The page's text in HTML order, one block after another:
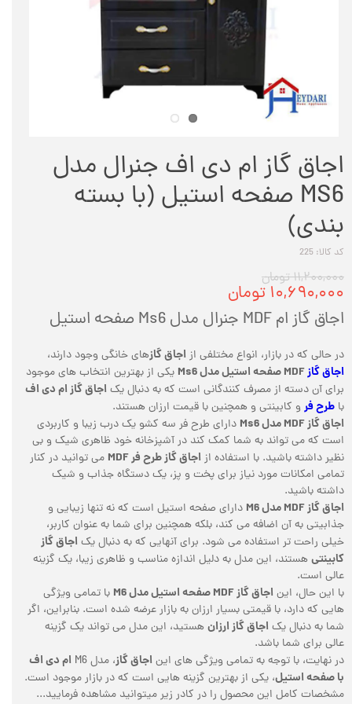
اجاق گاز ام دی اف جنرال مدل
MS6 صفحه استیل (با بسته
بندی)
کد کالا: 225
۱۱,۲۰۰,۰۰۰ تومان
۱۰,۶۹۰,۰۰۰ تومان
اجاق گاز ام MDF جنرال مدل Ms6 صفحه استیل
در حالی که در بازار، انواع مختلفی از اجاق گازهای خانگی وجود دارند،
اجاق گاز
یکی از بهترین انتخاب های موجود
برای آن دسته از مصرف کنندگانی است که به دنبال یک اجاق گاز ام دی اف
با طرح فر و کابینتی و همچنین با قیمت ارزان هستند.
اجاق گاز MDF مدل Ms6
دارای طرح فر سه کشو یک درب زیبا و کاربردی
است که می تواند به شما کمک کند در آشپزخانه خود ظاهری شیک و بی
نظیر داشته باشید. با استفاده از اجاق گاز طرح فر MDF
می توانید در کنار
تمامی امکانات مورد نیاز برای پخت و پز، یک دستگاه جذاب و شیک
داشته باشید.
اجاق گاز MDF مدل M6
دارای صفحه استیل است که نه تنها زیبایی و
جذابیتی به آن اضافه می کند، بلکه همچنین برای شما به عنوان کاربر،
خیلی راحت تر استفاده می شود. برای آنهایی که به دنبال یک اجاق گاز
کابینتی هستند، این مدل به دلیل اندازه مناسب و ظاهری زیبا، یک گزینه
عالی است.
با این حال، این اجاق گاز MDF صفحه استیل مدل M6
با تمامی ویژگی
هایی که دارد، با قیمتی بسیار ارزان به بازار عرضه شده است. بنابراین، اگر
شما به دنبال یک اجاق گاز ارزان هستید، این مدل می تواند یک گزینه
عالی برای شما باشد.
در نهایت، با توجه به تمامی ویژگی های این اجاق گاز، مدل M6
ام دی اف
با صفحه استیل، یکی از بهترین گزینه هایی است که در بازار موجود است.
مشخصات کامل این محصول را در کادر زیر میتوانید مشاهده فرمایید...